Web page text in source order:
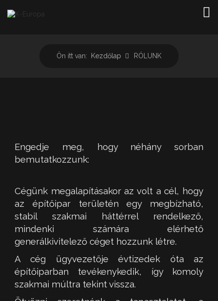
Ön itt van: Kezdőlap RÓLUNK
Engedje meg, hogy néhány sorban
bemutatkozzunk:
Cégünk megalapításakor az volt a cél, hogy
az építőipar területén egy megbízható,
stabil szakmai háttérrel rendelkező,
mindenki számára elérhető
generálkivitelező céget hozzunk létre.
A cég ügyvezetője évtizedek óta az
építőiparban tevékenykedik, így komoly
szakmai múltra tekint vissza.